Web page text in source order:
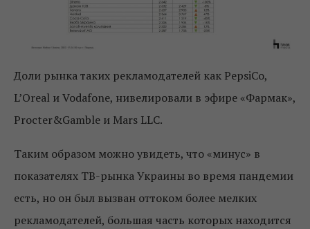
Доли рынка таких рекламодателей как PepsiCo,
L’Oreal и Vodafone, нивелировали в эфире «Фармак»,
Procter&Gamble и Mars LLC.
Таким образом можно увидеть, что «минус» в
показателях ТВ-рынка Украины во время пандемии
есть, но он был вызван оттоком более мелких
рекламодателей, большая часть которых находится